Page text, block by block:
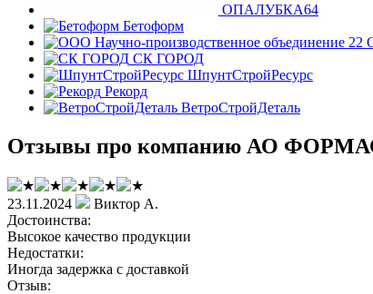
ОПАЛУБКА64
Бетоформ
СК ГОРОД
ШпунтСтройРесурс
Рекорд
ВетроСтройДеталь
Отзывы про компанию АО
23.11.2024
Виктор А.
Достоинства:
Высокое качество продукции
Недостатки:
Иногда задержка с доставкой
Отзыв: